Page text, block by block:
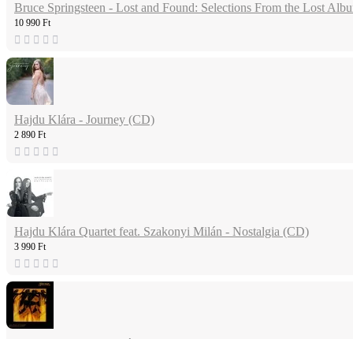
Bruce Springsteen - Lost and Found: Selections From the Lost
10 990 Ft
Hajdu Klára - Journey (CD)
2 890 Ft
Hajdu Klára Quartet feat. Szakonyi Milán - Nostalgia (CD)
3 990 Ft